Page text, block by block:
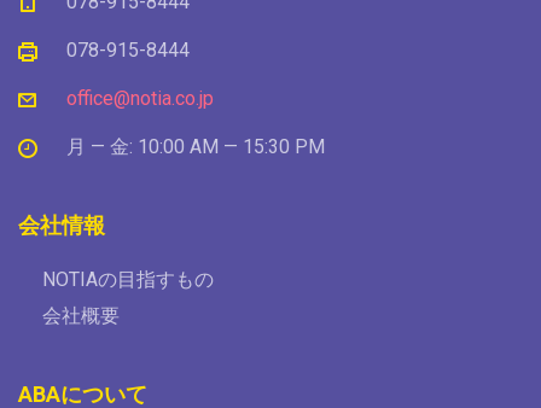
078-915-8444
office@notia.co.jp
月 — 金: 10:00 AM — 15:30 PM
会社情報
NOTIAの目指すもの
会社概要
ABAについて